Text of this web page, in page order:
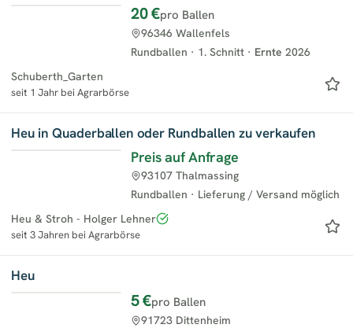
20 €pro Ballen
Rundballen · 1. Schnitt · Ernte 2026
96346 Wallenfels
Schuberth_Garten
seit 1 Jahr bei Agrarbörse
Heu in Quaderballen oder Rundballen zu verkaufen
Preis auf Anfrage
Rundballen · Lieferung / Versand möglich
93107 Thalmassing
Heu & Stroh - Holger Lehner
seit 3 Jahren bei Agrarbörse
Heu
5 €pro Ballen
91723 Dittenheim